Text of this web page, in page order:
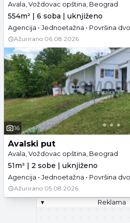
Avala, Voždovac opština, Beograd
554m² | 6 soba | uknjiženo
Ažurirano 06.08.2026.
16
Avalski put
Avala, Voždovac opština, Beograd
51m² | 2 sobe | uknjiženo
Ažurirano 05.08.2026.
▾
Reklama